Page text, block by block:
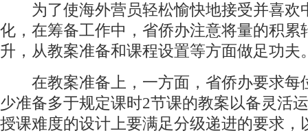
为了使海外营员轻松愉快地接受并喜欢
化，在筹备工作中，省侨办注意将量的积累
升，从教案准备和课程设置等方面做足功夫
在教案准备上，一方面，省侨办要求每
少准备多于规定课时2节课的教案以备灵活
授课难度的设计上要满足分级递进的要求，